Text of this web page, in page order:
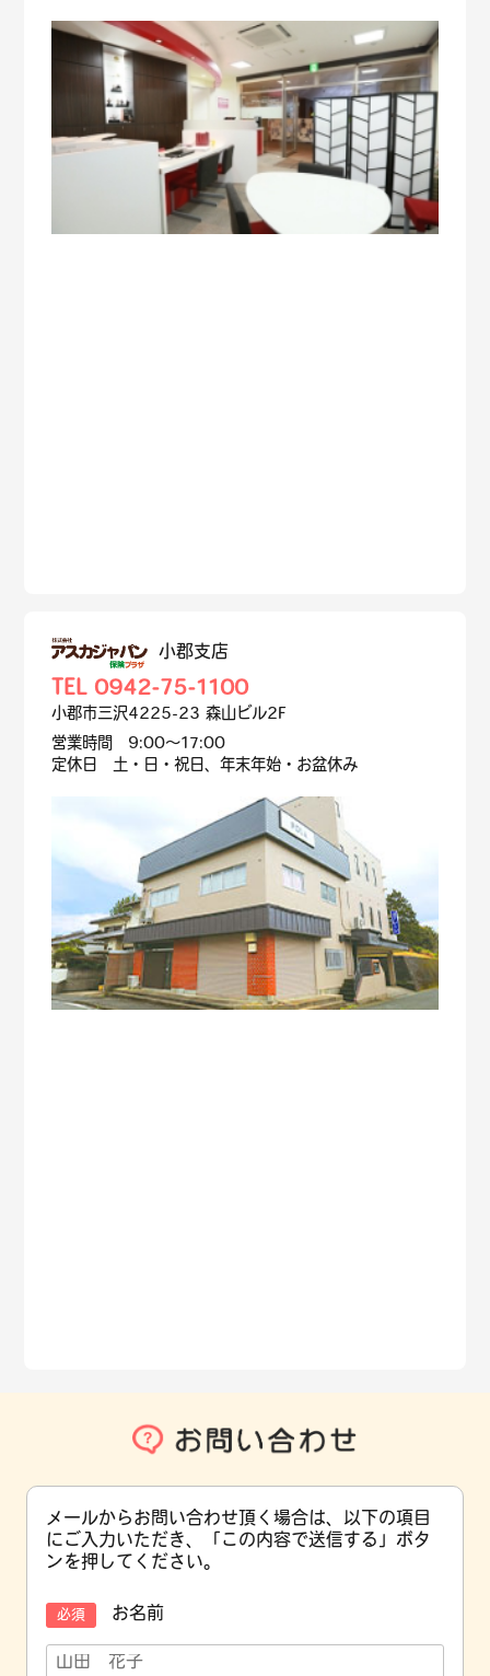
小郡支店
TEL 0942-75-1100
小郡市三沢4225-23 森山ビル2F
営業時間 9:00～17:00
定休日 土・日・祝日、年末年始・お盆休み
メールからお問い合わせ頂く場合は、以下の項目
にご入力いただき、
「この内容で送信する」ボタ
ンを押してください。
必須 お名前